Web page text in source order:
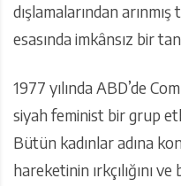
dışlamalarından
esasında imkânsız bir
1977 yılında ABD’de
siyah feminist bir grup
Bütün kadınlar adına
hareketinin ırkçılığını ve